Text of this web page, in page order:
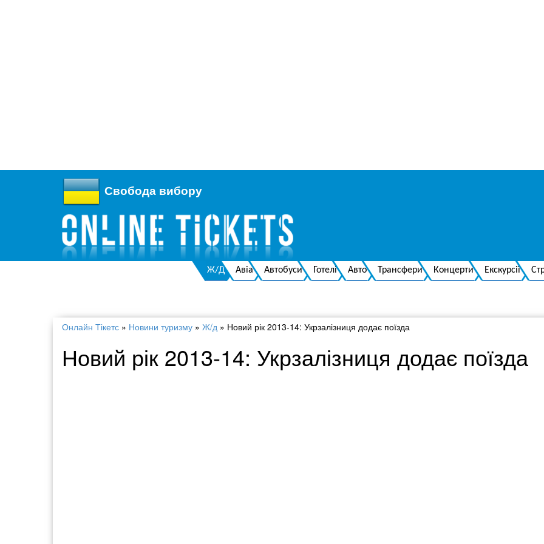
Свобода вибору
Ж/Д Авіа Автобуси Готелі Авто Трансфери Концерти Екскурсії
Онлайн Тікетс » Новини туризму » Ж/д » Новий рік 2013-14: Укрзалізниця додає поїзда
Новий рік 2013-14: Укрзалізниця додає поїзда